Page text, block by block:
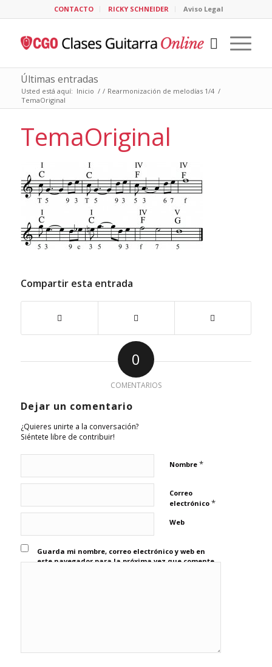
CONTACTO RICKY SCHNEIDER Aviso Legal
Últimas entradas
Usted está aquí: Inicio / / Rearmonización de melodías 1/4 /
TemaOriginal
TemaOriginal
Compartir esta entrada
0
COMENTARIOS
Dejar un comentario
¿Quieres unirte a la conversación?
Siéntete libre de contribuir!
Nombre *
Correo
electrónico *
Web
Guarda mi nombre, correo electrónico y web en
este navegador para la próxima vez que comente.